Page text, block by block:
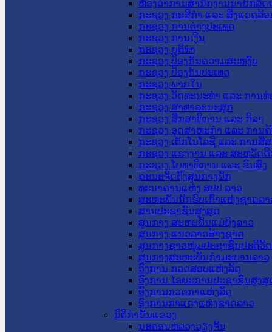
ຫ້ອງວ່າການສຳນັກງານນາຍົກລັດ
ກະຊວງ ກະສິກຳ ແລະ ສິ່ງແວດລ້ອ
ກະຊວງ ການຕ່າງປະເທດ
ກະຊວງ ການເງິນ
ກະຊວງ ຍຸຕິທໍາ
ກະຊວງ ປ້ອງກັນຄວາມສະຫງົບ
ກະຊວງ ປ້ອງກັນປະເທດ
ກະຊວງ ພາຍໃນ
ກະຊວງ ວັດທະນະທຳ ແລະ ການທ່
ກະຊວງ ສາທາລະນະສຸກ
ກະຊວງ ສຶກສາທິການ ແລະ ກິລາ
ກະຊວງ ອຸດສາຫະກຳ ແລະ ການຄ້
ກະຊວງ ເຕັກໂນໂລຊີ ແລະ ການສື່
ກະຊວງ ແຮງງານ ແລະ ສະຫວັດ
ກະຊວງ ໂຍທາທິການ ແລະ ຂົນສົ່ງ
ຄະນະຈັດຕັ້ງສູນກາງພັກ
ທະນາຄານແຫ່ງ ສປປ ລາວ
ສະຫະພັນນັກຮົບເກົ່າແຫ່ງຊາດລາ
ສານປະຊາຊົນສູງສຸດ
ສູນກາງ ສະຫະພັນແມ່ຍິງລາວ
ສູນກາງ ແນວລາວສ້າງຊາດ
ສູນກາງຊາວໜຸ່ມປະຊາຊົນປະຕິວັ
ສູນກາງສະຫະພັນກຳມະບານລາວ
ອົງການ ກວດສອບແຫ່ງລັດ
ອົງການ ໄອຍະການປະຊາຊົນສູງສຸ
ອົງການກວດກາແຫ່ງລັດ
ອົງການກາແດງແຫ່ງຊາດລາວ
ນິຕິກໍາຂັ້ນແຂວງ
ນະ​ຄອນ​ຫລວງວຽງຈັນ